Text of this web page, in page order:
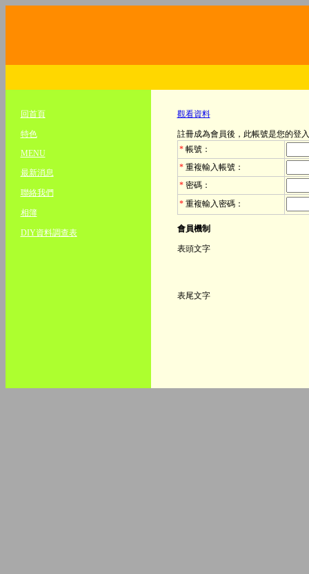
回首頁
特色
MENU
最新消息
聯絡我們
相簿
DIY資料調查表
觀看資料
註冊成為會員後，此帳號是您的登
* 帳號：
* 重複輸入帳號：
* 密碼：
* 重複輸入密碼：
會員機制
表頭文字
表尾文字